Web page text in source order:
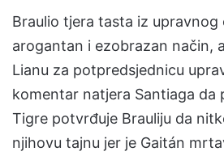
Braulio tjera tasta iz upravnog
arogantan i ezobrazan način,
Lianu za potpredsjednicu
komentar natjera Santiaga da
Tigre potvrđuje Brauliju da
njihovu tajnu jer je Gaitán